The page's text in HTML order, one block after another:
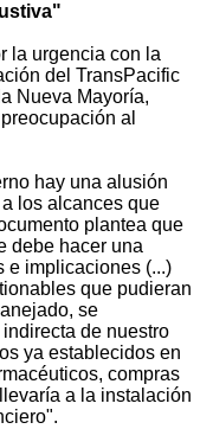
la urgencia con la
del TransPacific
Nueva Mayoría,
al
hay una alusión
los alcances que
plantea que
debe hacer una
e implicaciones (...)
que pudieran
se
de nuestro
ya establecidos en
compras
a la instalación